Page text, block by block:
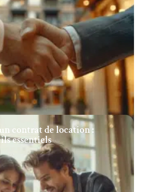
contrat de location :
essentiels